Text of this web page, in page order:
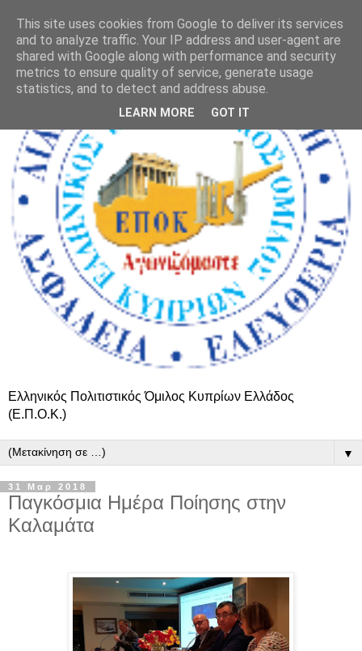
Ελληνικός Πολιτιστικός Όμιλος Κυπρίων Ελλάδος
(Ε.Π.Ο.Κ.)
▼
31 Μαρ 2018
Παγκόσμια Ημέρα Ποίησης στην
Καλαμάτα
This site uses cookies from Google to deliver its services
and to analyze traffic. Your IP address and user-agent are
shared with Google along with performance and security
metrics to ensure quality of service, generate usage
statistics, and to detect and address abuse.
LEARN MORE GOT IT